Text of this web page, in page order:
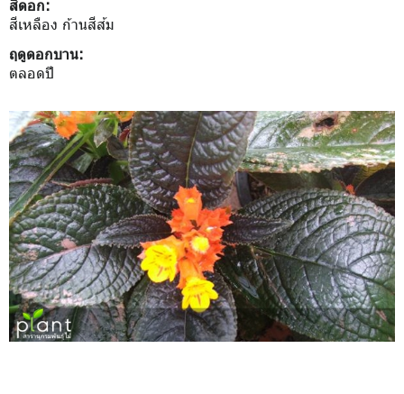
สีดอก:
สีเหลือง ก้านสีส้ม
ฤดูดอกบาน:
ตลอดปี